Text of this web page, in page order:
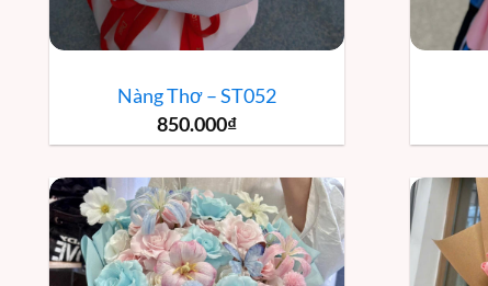
Nàng Thơ – ST052
850.000₫